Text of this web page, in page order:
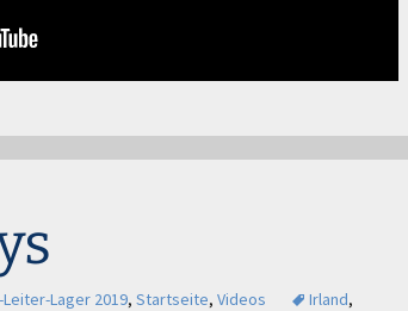
Lager 2019, Startseite, Videos Irland,